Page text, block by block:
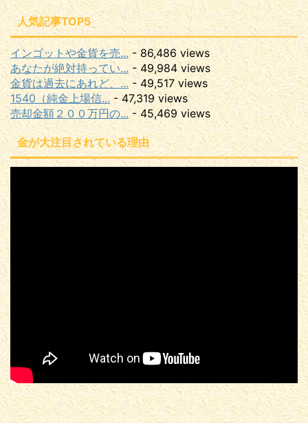
人気記事TOP5
インゴットや金貨を売... - 86,486 views
あなたが絶対持ってい... - 49,984 views
金貨は過去にあれど、... - 49,517 views
1540（純金上場信... - 47,319 views
売却金額２００万円の... - 45,469 views
金が大注目されている理由